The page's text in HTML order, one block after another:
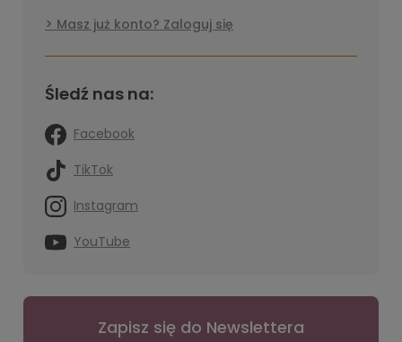
Masz już konto? Zaloguj się
Śledź nas na:
Facebook
TikTok
Instagram
YouTube
Zapisz się do Newslettera